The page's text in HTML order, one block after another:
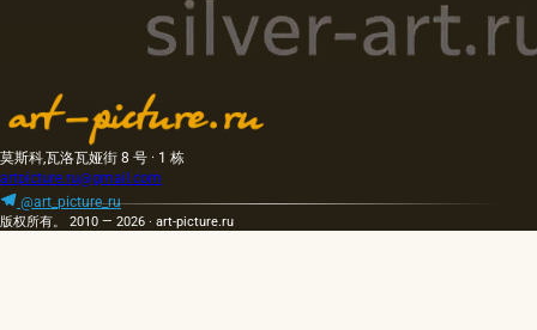
莫斯科,瓦洛瓦娅街 8 号 · 1 栋
artpicture.ru@gmail.com
@art_picture_ru
版权所有。 2010 — 2026 · art-picture.ru